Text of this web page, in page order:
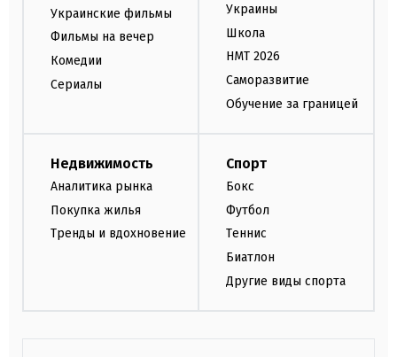
Украинские фильмы
Фильмы на вечер
Комедии
Сериалы
Украины
Школа
НМТ 2026
Саморазвитие
Обучение за границей
Недвижимость
Аналитика рынка
Покупка жилья
Тренды и вдохновение
Спорт
Бокс
Футбол
Теннис
Биатлон
Другие виды спорта